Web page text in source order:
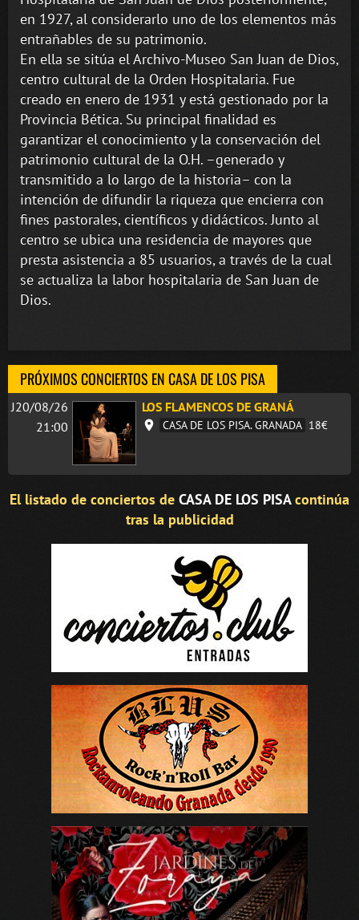
en 1927, al considerarlo uno de los elementos más
entrañables de su patrimonio.
En ella se sitúa el Archivo-Museo San Juan de Dios,
centro cultural de la Orden Hospitalaria. Fue
creado en enero de 1931 y está gestionado por la
Provincia Bética. Su principal finalidad es
garantizar el conocimiento y la conservación del
patrimonio cultural de la O.H. –generado y
transmitido a lo largo de la historia– con la
intención de difundir la riqueza que encierra con
fines pastorales, científicos y didácticos. Junto al
centro se ubica una residencia de mayores que
presta asistencia a 85 usuarios, a través de la cual
se actualiza la labor hospitalaria de San Juan de
Dios.
PRÓXIMOS CONCIERTOS EN CASA DE LOS PISA
J20/08/26
21:00
LOS FLAMENCOS DE GRANÁ
CASA DE LOS PISA. GRANADA 18€
El listado de conciertos de CASA DE LOS PISAcontinúa
tras la publicidad